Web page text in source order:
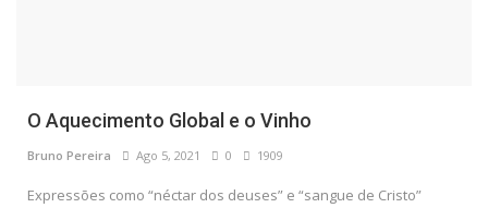
O Aquecimento Global e o Vinho
Bruno Pereira Ago 5, 2021 0 1909
Expressões como “néctar dos deuses” e “sangue de Cristo”